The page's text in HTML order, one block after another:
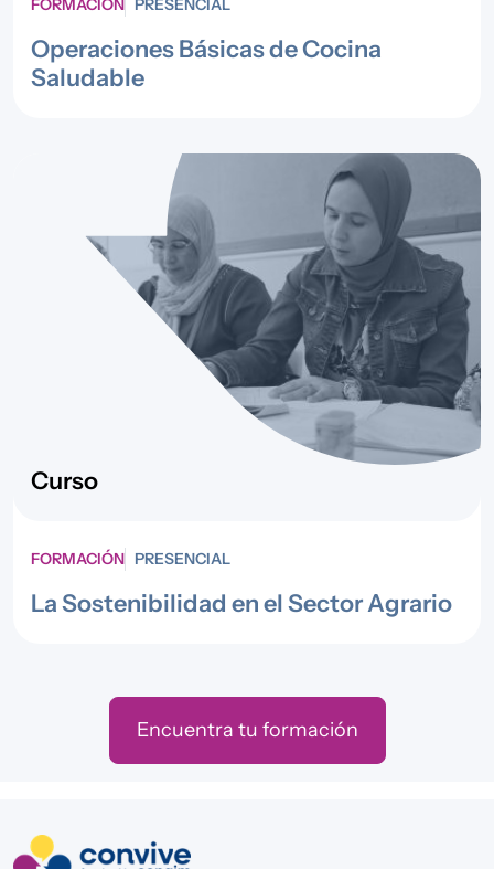
FORMACIÓN PRESENCIAL
Operaciones Básicas de Cocina
Saludable
Curso
FORMACIÓN PRESENCIAL
La Sostenibilidad en el Sector Agrario
Encuentra tu formación